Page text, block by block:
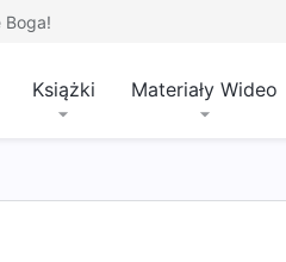
Książki Materiały Wideo